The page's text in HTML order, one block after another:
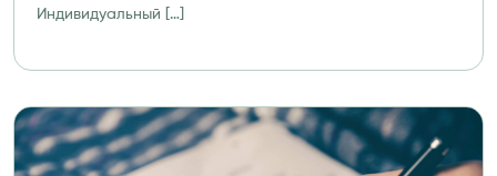
Индивидуальный […]